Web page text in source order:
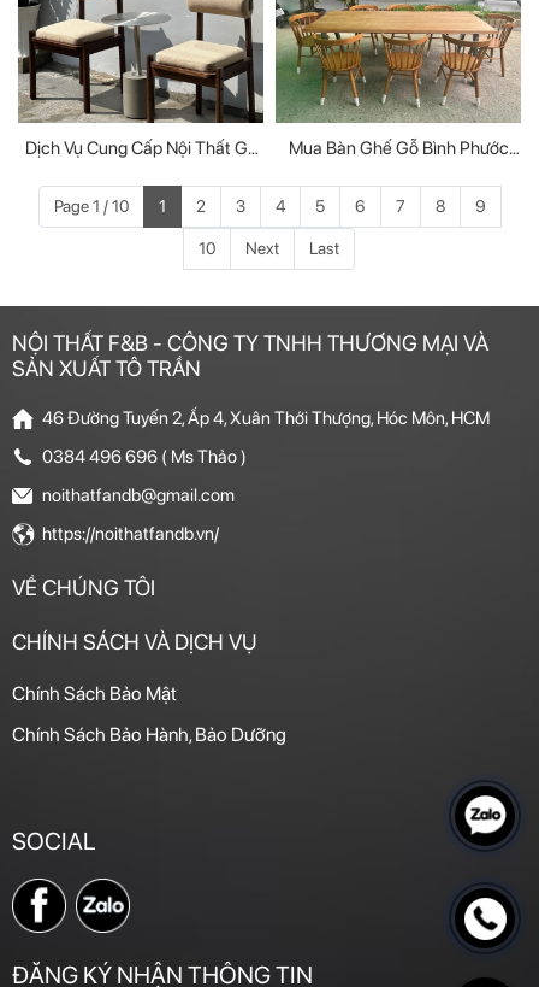
Dịch Vụ Cung Cấp Nội Thất Gỗ
Mua Bàn Ghế Gỗ Bình Phước
Page 1 / 10 1 2 3 4 5 6 7 8 9
10 Next Last
NỘI THẤT F&B - CÔNG TY TNHH THƯƠNG MẠI VÀ
SẢN XUẤT TÔ TRẦN
46 Đường Tuyến 2, Ấp 4, Xuân Thới Thượng, Hóc Môn, HCM
0384 496 696 ( Ms Thảo )
noithatfandb@gmail.com
https://noithatfandb.vn/
VỀ CHÚNG TÔI
CHÍNH SÁCH VÀ DỊCH VỤ
Chính Sách Bảo Mật
Chính Sách Bảo Hành, Bảo Dưỡng
SOCIAL
ĐĂNG KÝ NHẬN THÔNG TIN